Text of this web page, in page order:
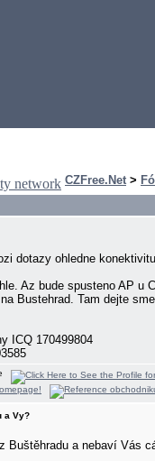
CZFree.Net >
dotazy ohledne
Az bude spusteno AP u
Bustehrad. Tam dejte
ICQ 170499804
a Vy?
Buštěhradu a nebaví Vás